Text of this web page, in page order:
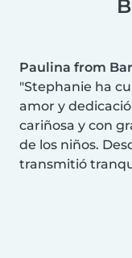
Paulina from
Stephanie ha
amor y
cariñosa y con
de los niños.
transmitió